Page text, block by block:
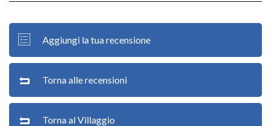
Aggiungi la tua recensione
Torna alle recensioni
Torna al Villaggio